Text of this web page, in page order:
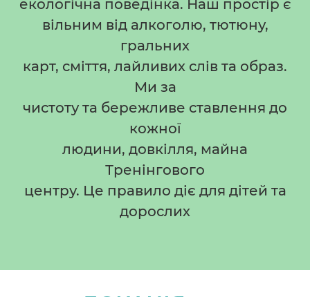
екологічна поведінка. Наш простір є
вільним від алкоголю, тютюну,
гральних
карт, сміття, лайливих слів та образ.
Ми за
чистоту та бережливе ставлення до
кожної
людини, довкілля, майна
Тренінгового
центру. Це правило діє для дітей та
дорослих